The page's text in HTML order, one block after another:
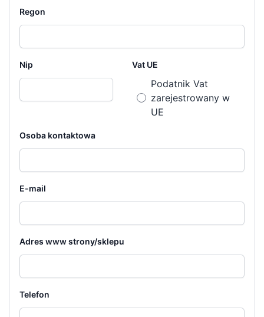
Regon
Nip Vat UE
Podatnik Vat
zarejestrowany w
UE
Osoba kontaktowa
E-mail
Adres www strony/sklepu
Telefon